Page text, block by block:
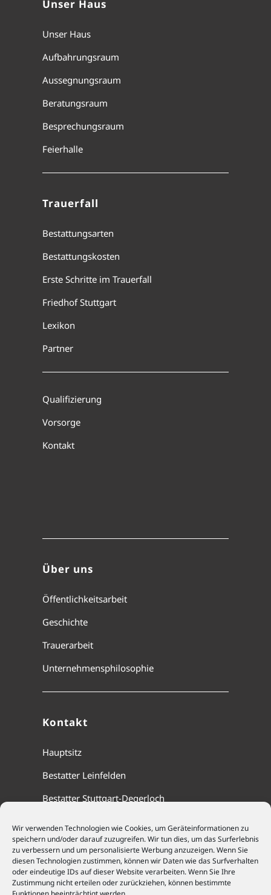
Wir verwenden Technologien wie Cookies, um Geräteinformationen zu
speichern und/oder darauf zuzugreifen. Wir tun dies, um das Surferlebnis
zu verbessern und um personalisierte Werbung anzuzeigen. Wenn Sie
diesen Technologien zustimmen, können wir Daten wie das Surfverhalten
oder eindeutige IDs auf dieser Website verarbeiten. Wenn Sie Ihre
Zustimmung nicht erteilen oder zurückziehen, können bestimmte
Unser Haus
Unser Haus
Aufbahrungsraum
Aussegnungsraum
Beratungsraum
Besprechungsraum
Feierhalle
Trauerfall
Bestattungsarten
Bestattungskosten
Erste Schritte im Trauerfall
Friedhof Stuttgart
Lexikon
Partner
Qualifizierung
Vorsorge
Kontakt
Über uns
Öffentlichkeitsarbeit
Geschichte
Trauerarbeit
Unternehmensphilosophie
Kontakt
Hauptsitz
Bestatter Leinfelden
Bestatter Stuttgart-Degerloch
Cookie-Richtlinie (EU)
Datenschutz